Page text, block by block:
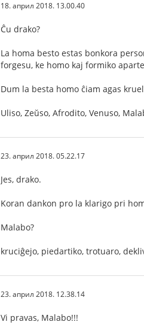
18. април 2018. 13.00.40
Ĉu drako?
La homa besto estas bonkora
forgesu, ke homo kaj formiko
Dum la besta homo ĉiam agas
Uliso, Zeŭso, Afrodito, Venuso,
23. април 2018. 05.22.17
Jes, drako.
Koran dankon pro la klarigo pri
Malabo?
kruciĝejo, piedartiko, trotuaro,
23. април 2018. 12.38.14
Vi pravas, Malabo!!!